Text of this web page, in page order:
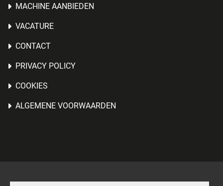
MACHINE AANBIEDEN
VACATURE
CONTACT
PRIVACY POLICY
COOKIES
ALGEMENE VOORWAARDEN